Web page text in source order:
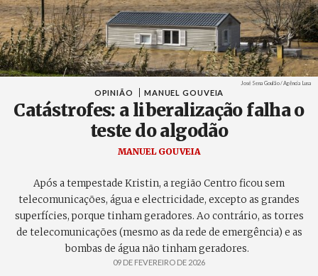
Créditos
José Sena Goulão / Agência Lusa
OPINIÃO MANUEL GOUVEIA
Catástrofes: a liberalização falha o
teste do algodão
MANUEL GOUVEIA
Após a tempestade Kristin, a região Centro ficou sem
telecomunicações, água e electricidade, excepto as grandes
superfícies, porque tinham geradores. Ao contrário, as torres
de telecomunicações (mesmo as da rede de emergência) e as
bombas de água não tinham geradores.
09 DE FEVEREIRO DE 2026